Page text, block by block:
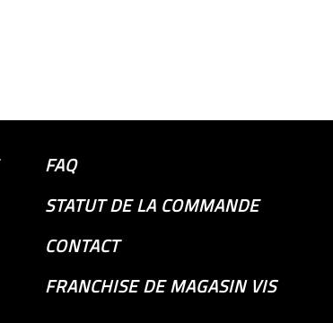
FAQ
STATUT DE LA COMMANDE
CONTACT
FRANCHISE DE MAGASIN VIS